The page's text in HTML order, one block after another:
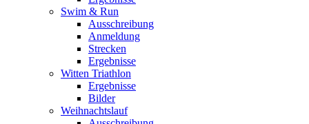
Swim & Run
Ausschreibung
Anmeldung
Strecken
Ergebnisse
Witten Triathlon
Ergebnisse
Bilder
Weihnachtslauf